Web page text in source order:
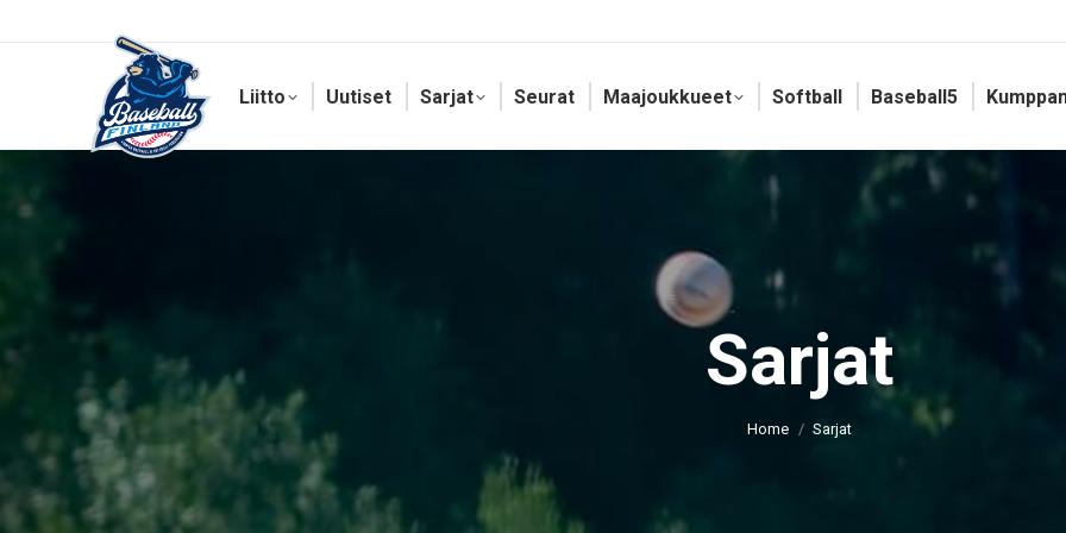
Liitto Uutiset Sarjat Seurat Maajoukkueet Softball Baseball5
Sarjat
You are here:
Home Sarjat